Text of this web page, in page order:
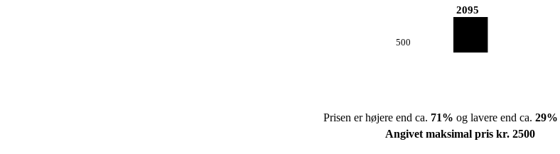
500
2095
Prisen er højere end ca. 71% og lavere end ca. 29%
Angivet maksimal pris kr. 2500